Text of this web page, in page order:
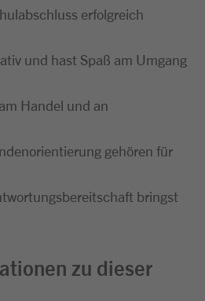
erfolgreich
und hast Spaß am Umgang
Handel und an
gehören für
bringst
zu dieser